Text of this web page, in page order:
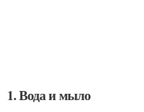
1. Вода и мыло